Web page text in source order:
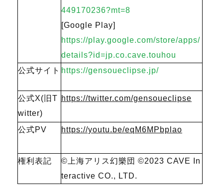
449170236?mt=8
[Google Play]
https://play.google.com/store/apps/
details?id=jp.co.cave.touhou
公式サイト https://gensoueclipse.jp/
公式X(旧T
witter)
https://twitter.com/gensoueclipse
公式PV https://youtu.be/eqM6MPbplao
権利表記 ©上海アリス幻樂団 ©2023 CAVE In
teractive CO., LTD.